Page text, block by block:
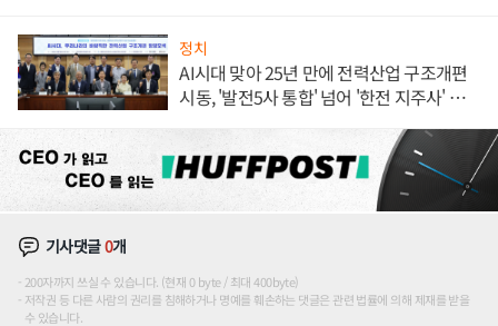
정치
AI시대 맞아 25년 만에 전력산업 구조개편
시동, '발전5사 통합' 넘어 '한전 지주사' 재편
기사댓글0개
200자까지 쓰실 수 있습니다. (현재 0 byte / 최대 400byte)
저작권 등 다른 사람의 권리를 침해하거나 명예를 훼손하는 댓글은 관련 법률에 의해 제재를 받을
수 있습니다.